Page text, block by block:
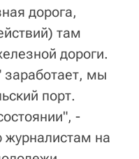
дорога,
там
дороги.
заработает, мы
порт.
-
журналистам на